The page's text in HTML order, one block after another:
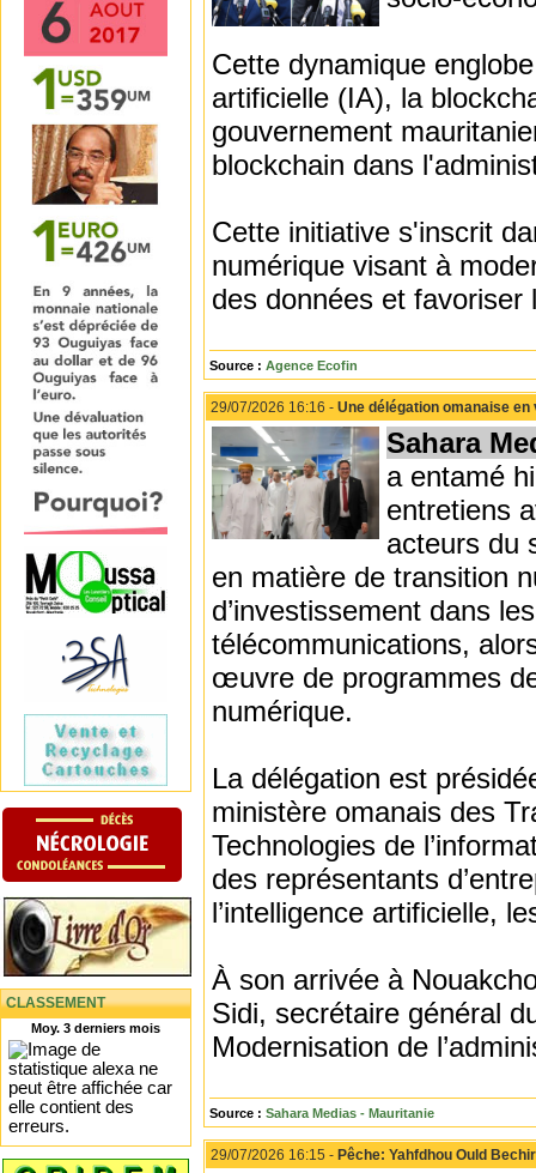
CLASSEMENT
Moy. 3 derniers mois
Cette dynamique
artificielle (IA), la
gouvernement
blockchain dans
Cette initiative s'inscrit
numérique visant à
des données et
Source : Agence Ecofin
29/07/2026 16:16 - Une délégation omanaise
Sahara
a entamé
entretiens
acteurs du
en matière de transition
d’investissement dans
télécommunications,
œuvre de programmes
numérique.
La délégation est
ministère omanais des
Technologies de
des représentants
l’intelligence artificielle,
À son arrivée à
Sidi, secrétaire général
Modernisation de
Source : Sahara Medias - Mauritanie
29/07/2026 16:15 - Pêche: Yahfdhou Ould